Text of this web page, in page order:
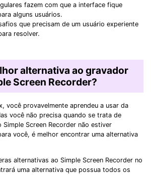
fazem com que a interface fique
alguns usuários.
que precisam de um usuário experiente
resolver.
alternativa ao gravador
Screen Recorder?
você provavelmente aprendeu a usar da
você não precisa quando se trata de
Simple Screen Recorder não estiver
você, é melhor encontrar uma alternativa
alternativas ao Simple Screen Recorder no
uma alternativa que possua todos os